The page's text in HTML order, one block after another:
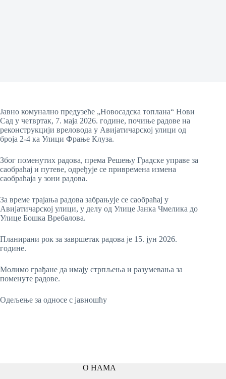
Јавно комунално предузеће „Новосадска топлана“ Нови
Сад у четвртак, 7. маја 2026. године, почиње радове на
реконструкцији вреловода у Авијатичарској улици од
броја 2-4 ка Улици Фрање Клуза.
Због поменутих радова, према Решењу Градске управе за
саобраћај и путеве, одређује се привремена измена
саобраћаја у зони радова.
За време трајања радова забрањује се саобраћај у
Авијатичарској улици, у делу од Улице Јанка Чмелика до
Улице Бошка Вребалова.
Планирани рок за завршетак радова је 15. јун 2026.
године.
Молимо грађане да имају стрпљења и разумевања за
поменуте радове.
Одељење за односе с јавношћу
О НАМА